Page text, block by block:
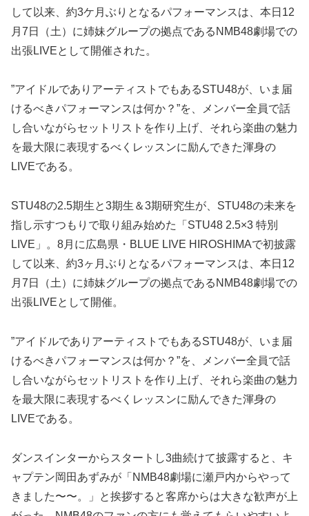
して以来、約3ケ月ぶりとなるパフォーマンスは、本日12
月7日（土）に姉妹グループの拠点であるNMB48劇場での
出張LIVEとして開催された。
”アイドルでありアーティストでもあるSTU48が、いま届
けるべきパフォーマンスは何か？”を、メンバー全員で話
し合いながらセットリストを作り上げ、それら楽曲の魅力
を最大限に表現するべくレッスンに励んできた渾身の
LIVEである。
STU48の2.5期生と3期生＆3期研究生が、STU48の未来を
指し示すつもりで取り組み始めた「STU48 2.5×3 特別
LIVE」。8月に広島県・BLUE LIVE HIROSHIMAで初披露
して以来、約3ヶ月ぶりとなるパフォーマンスは、本日12
月7日（土）に姉妹グループの拠点であるNMB48劇場での
出張LIVEとして開催。
”アイドルでありアーティストでもあるSTU48が、いま届
けるべきパフォーマンスは何か？”を、メンバー全員で話
し合いながらセットリストを作り上げ、それら楽曲の魅力
を最大限に表現するべくレッスンに励んできた渾身の
LIVEである。
ダンスインターからスタートし3曲続けて披露すると、キ
ャプテン岡田あずみが「NMB48劇場に瀬戸内からやって
きました〜〜。」と挨拶すると客席からは大きな歓声が上